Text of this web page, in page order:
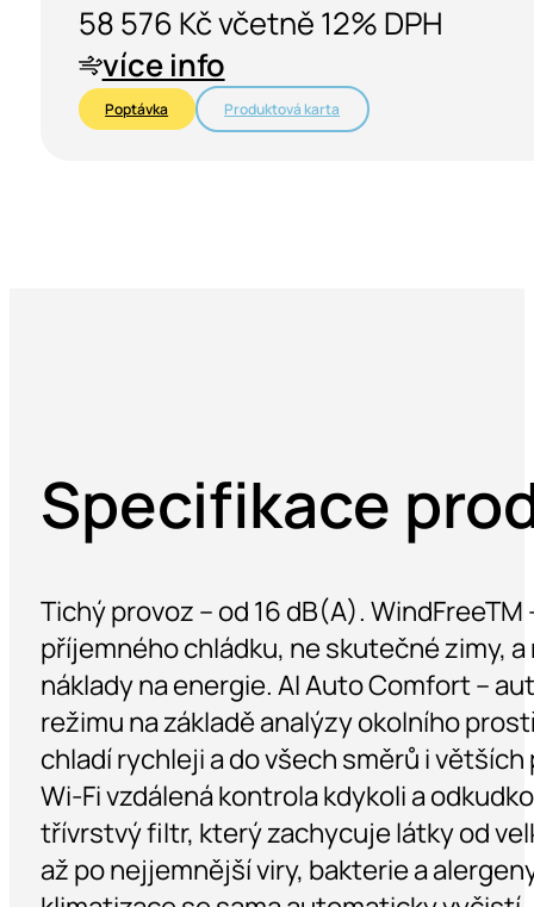
58 576 Kč včetně 12% DPH
více info
Poptávka Produktová karta
Specifikace
Tichý provoz – od 16 dB(A).
příjemného chládku, ne skutečné zimy,
náklady na energie. AI Auto Comfort –
režimu na základě analýzy okolního
chladí rychleji a do všech směrů i
Wi-Fi vzdálená kontrola kdykoli a
třívrstvý filtr, který zachycuje látky od
až po nejjemnější viry, bakterie a